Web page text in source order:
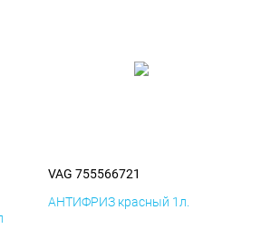
VAG 755566721
АНТИФРИЗ красный 1л.